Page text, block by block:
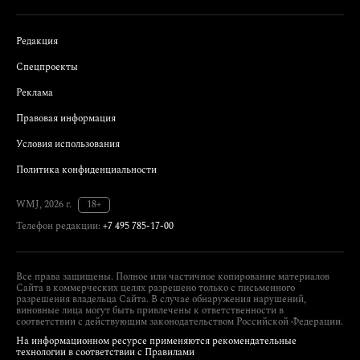
Редакция
Спецпроекты
Реклама
Правовая информация
Условия использования
Политика конфиденциальности
WMJ, 2026 г.
18+
Телефон редакции: +7 495 785-17-00
Все права защищены. Полное или частичное копирование материалов
Сайта в коммерческих целях разрешено только с письменного
разрешения владельца Сайта. В случае обнаружения нарушений,
виновные лица могут быть привлечены к ответственности в
соответствии с действующим законодательством Российской Федерации.
На информационном ресурсе применяются рекомендательные
технологии в соответствии с Правилами